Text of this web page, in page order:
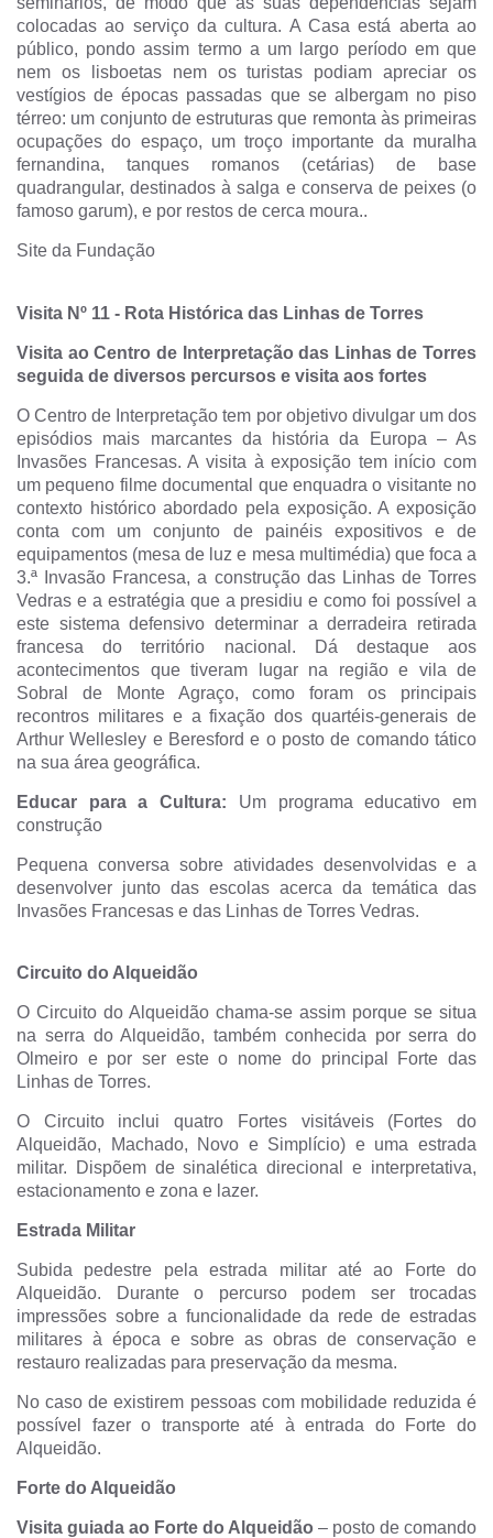
colocadas ao serviço da cultura. A Casa está aberta ao
público, pondo assim termo a um largo período em que
nem os lisboetas nem os turistas podiam apreciar os
vestígios de épocas passadas que se albergam no piso
térreo: um conjunto de estruturas que remonta às primeiras
ocupações do espaço, um troço importante da muralha
fernandina, tanques romanos (cetárias) de base
quadrangular, destinados à salga e conserva de peixes (o
famoso garum), e por restos de cerca moura..
Site da Fundação
Visita Nº 11 - Rota Histórica das Linhas de Torres
Visita ao Centro de Interpretação das Linhas de Torres
seguida de diversos percursos e visita aos fortes
O Centro de Interpretação tem por objetivo divulgar um dos
episódios mais marcantes da história da Europa – As
Invasões Francesas. A visita à exposição tem início com
um pequeno filme documental que enquadra o visitante no
contexto histórico abordado pela exposição. A exposição
conta com um conjunto de painéis expositivos e de
equipamentos (mesa de luz e mesa multimédia) que foca a
3.ª Invasão Francesa, a construção das Linhas de Torres
Vedras e a estratégia que a presidiu e como foi possível a
este sistema defensivo determinar a derradeira retirada
francesa do território nacional. Dá destaque aos
acontecimentos que tiveram lugar na região e vila de
Sobral de Monte Agraço, como foram os principais
recontros militares e a fixação dos quartéis-generais de
Arthur Wellesley e Beresford e o posto de comando tático
na sua área geográfica.
Educar para a Cultura: Um programa educativo em
construção
Pequena conversa sobre atividades desenvolvidas e a
desenvolver junto das escolas acerca da temática das
Invasões Francesas e das Linhas de Torres Vedras.
Circuito do Alqueidão
O Circuito do Alqueidão chama-se assim porque se situa
na serra do Alqueidão, também conhecida por serra do
Olmeiro e por ser este o nome do principal Forte das
Linhas de Torres.
O Circuito inclui quatro Fortes visitáveis (Fortes do
Alqueidão, Machado, Novo e Simplício) e uma estrada
militar. Dispõem de sinalética direcional e interpretativa,
estacionamento e zona e lazer.
Estrada Militar
Subida pedestre pela estrada militar até ao Forte do
Alqueidão. Durante o percurso podem ser trocadas
impressões sobre a funcionalidade da rede de estradas
militares à época e sobre as obras de conservação e
restauro realizadas para preservação da mesma.
No caso de existirem pessoas com mobilidade reduzida é
possível fazer o transporte até à entrada do Forte do
Alqueidão.
Forte do Alqueidão
Visita guiada ao Forte do Alqueidão – posto de comando